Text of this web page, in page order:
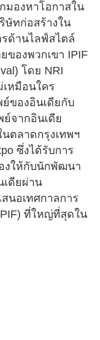
มองหาโอกาสใน
ษัทก่อสร้างใน
ด้านไลฟ์สไตล์
ของพวกเขา IPIF
โดย NRI
หมือนใคร
ของอินเดียกับ
จากอินเดีย
ตลาดกรุงเทพฯ
ซึ่งได้รับการ
งให้กับนักพัฒนา
ดียผ่าน
นอเทศกาลการ
ที่ใหญ่ที่สุดใน